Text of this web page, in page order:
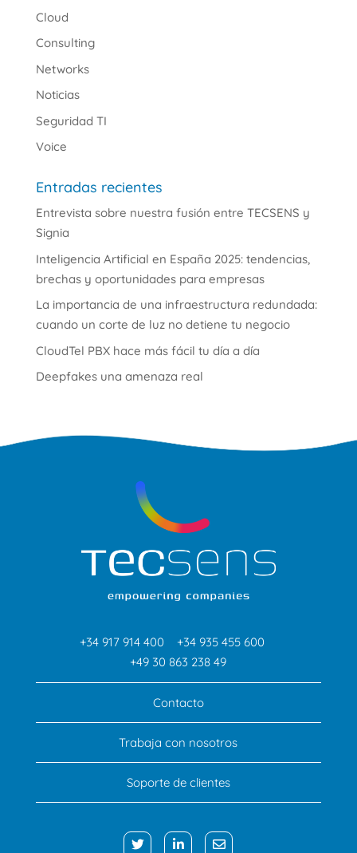
Cloud
Consulting
Networks
Noticias
Seguridad TI
Voice
Entradas recientes
Entrevista sobre nuestra fusión entre TECSENS y
Signia
Inteligencia Artificial en España 2025: tendencias,
brechas y oportunidades para empresas
La importancia de una infraestructura redundada:
cuando un corte de luz no detiene tu negocio
CloudTel PBX hace más fácil tu día a día
Deepfakes una amenaza real
+34 917 914 400
+34 935 455 600
+49 30 863 238 49
Contacto
Trabaja con nosotros
Soporte de clientes